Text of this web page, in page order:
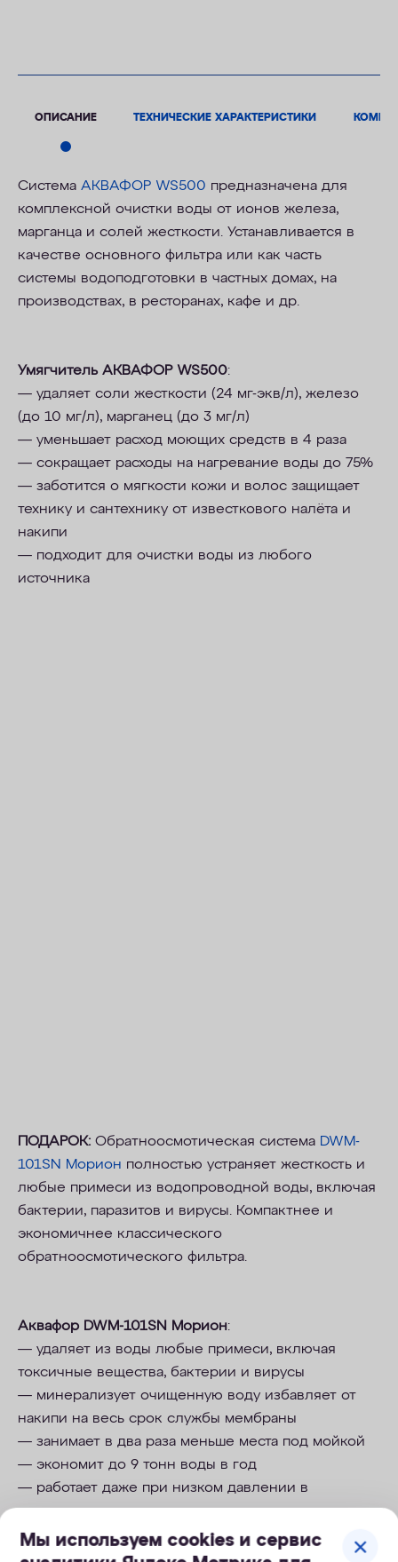
ОПИСАНИЕ ТЕХНИЧЕСКИЕ ХАРАКТЕРИСТИКИ
Система АКВАФОР WS500 предназначена для
комплексной очистки воды от ионов железа,
марганца и солей жесткости. Устанавливается в
качестве основного фильтра или как часть
системы водоподготовки в частных домах, на
производствах, в ресторанах, кафе и др.
Умягчитель АКВАФОР WS500:
— удаляет соли жесткости (24 мг-экв/л), железо
(до 10 мг/л), марганец (до 3 мг/л)
— уменьшает расход моющих средств в 4 раза
— сокращает расходы на нагревание воды до 75%
— заботится о мягкости кожи и волос защищает
технику и сантехнику от известкового налёта и
накипи
— подходит для очистки воды из любого
источника
ПОДАРОК: Обратноосмотическая система DWM-
101SN Морион полностью устраняет жесткость и
любые примеси из водопроводной воды, включая
бактерии, паразитов и вирусы. Компактнее и
экономичнее классического
обратноосмотического фильтра.
Аквафор DWM-101SN Морион:
— удаляет из воды любые примеси, включая
токсичные вещества, бактерии и вирусы
— минерализует очищенную воду избавляет от
накипи на весь срок службы мембраны
— занимает в два раза меньше места под мойкой
— экономит до 9 тонн воды в год
— работает даже при низком давлении в
водопроводе
Мы используем cookies и сервис